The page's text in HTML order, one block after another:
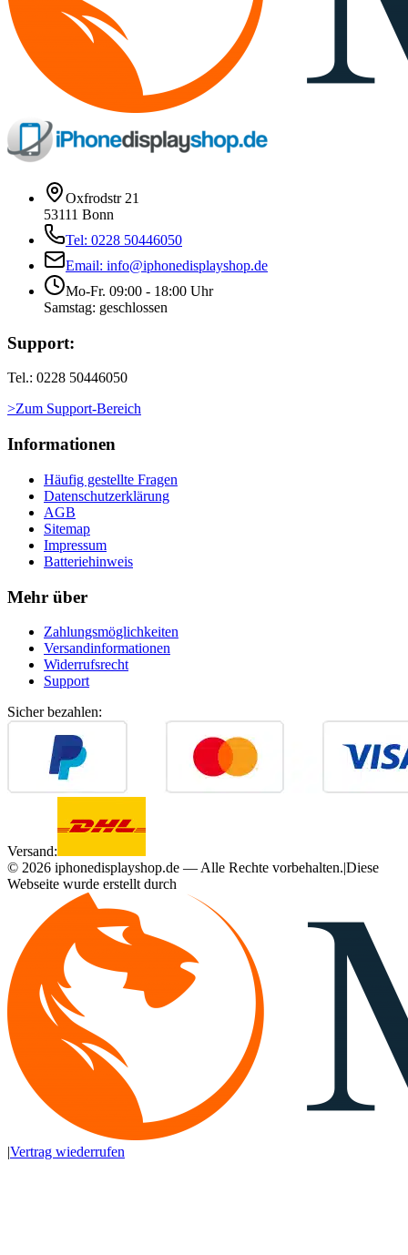
Oxfrodstr 21
53111 Bonn
Tel: 0228 50446050
Email: info@iphonedisplayshop.de
Mo-Fr. 09:00 - 18:00 Uhr
Samstag: geschlossen
Support:
Tel.: 0228 50446050
>Zum Support-Bereich
Informationen
Häufig gestellte Fragen
Datenschutzerklärung
AGB
Sitemap
Impressum
Batteriehinweis
Mehr über
Zahlungsmöglichkeiten
Versandinformationen
Widerrufsrecht
Support
Sicher bezahlen:
Versand:
© 2026 iphonedisplayshop.de — Alle Rechte vorbehalten.|Diese
Webseite wurde erstellt durch
|Vertrag wiederrufen